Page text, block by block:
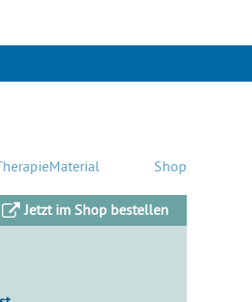
Shop
Jetzt im Shop bestellen